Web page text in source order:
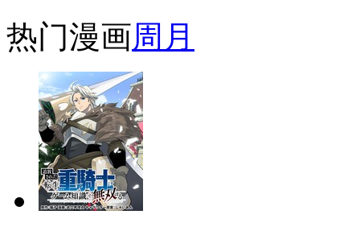
热门漫画周 月